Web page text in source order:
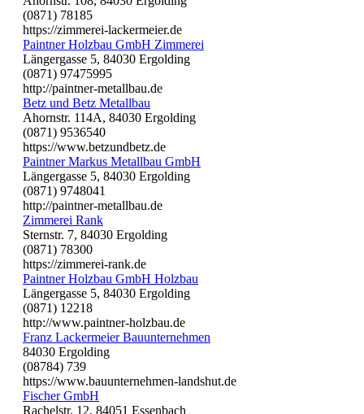
(0871) 78185
https://zimmerei-lackermeier.de
Paintner Holzbau GmbH Zimmerei
Längergasse 5, 84030 Ergolding
(0871) 97475995
http://paintner-metallbau.de
Betz und Betz Metallbau
Ahornstr. 114A, 84030 Ergolding
(0871) 9536540
https://www.betzundbetz.de
Paintner Markus Metallbau GmbH
Längergasse 5, 84030 Ergolding
(0871) 9748041
http://paintner-metallbau.de
Zimmerei Rank
Sternstr. 7, 84030 Ergolding
(0871) 78300
https://zimmerei-rank.de
Paintner Holzbau GmbH Holzbau
Längergasse 5, 84030 Ergolding
(0871) 12218
http://www.paintner-holzbau.de
Franz Lackermeier Bauunternehmen
84030 Ergolding
(08784) 739
https://www.bauunternehmen-landshut.de
Fischer GmbH
Rachelstr. 12, 84051 Essenbach